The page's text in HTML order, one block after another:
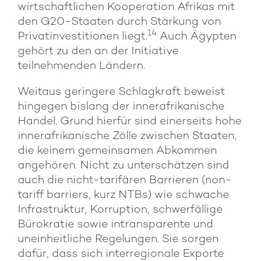
wirtschaftlichen Kooperation Afrikas mit
den G20-Staaten durch Stärkung von
Privatinvestitionen liegt.14 Auch Ägypten
gehört zu den an der Initiative
teilnehmenden Ländern.
Weitaus geringere Schlagkraft beweist
hingegen bislang der innerafrikanische
Handel. Grund hierfür sind einerseits hohe
innerafrikanische Zölle zwischen Staaten,
die keinem gemeinsamen Abkommen
angehören. Nicht zu unterschätzen sind
auch die nicht-tarifären Barrieren (non-
tariff barriers, kurz NTBs) wie schwache
Infrastruktur, Korruption, schwerfällige
Bürokratie sowie intransparente und
uneinheitliche Regelungen. Sie sorgen
dafür, dass sich interregionale Exporte